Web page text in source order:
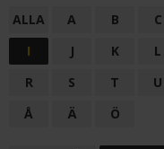
ALLA A B C
I
J K L
R
S T U
Å
Ä Ö